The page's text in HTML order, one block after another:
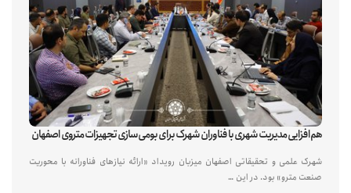
هم‌افزایی مدیریت شهری با فناوران شهرک برای بومی‌سازی تجهیزات متروی اصفهان
شهرک علمی و تحقیقاتی اصفهان میزبان رویداد «ارائه نیازهای فناورانه با محوریت
صنعت مترو» بود. در این …